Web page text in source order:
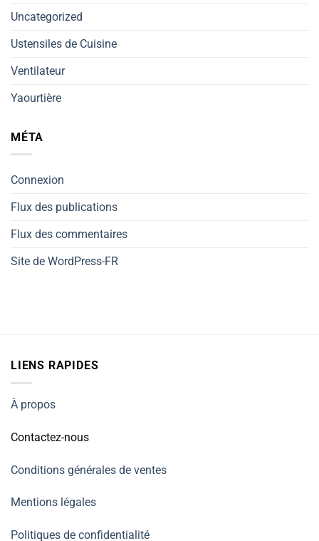
Uncategorized
Ustensiles de Cuisine
Ventilateur
Yaourtière
MÉTA
Connexion
Flux des publications
Flux des commentaires
Site de WordPress-FR
LIENS RAPIDES
À propos
Contactez-nous
Conditions générales de ventes
Mentions légales
Politiques de confidentialité